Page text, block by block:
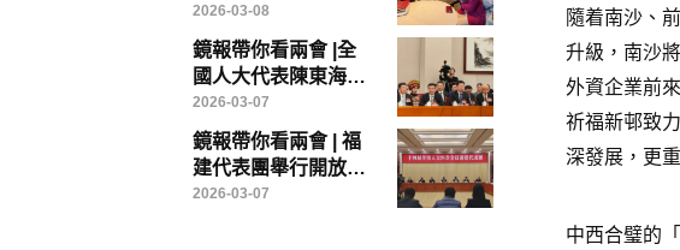
——香港鏡報專訪全
國政協常委、香港賽
馬會主席廖長江
2026-03-08
鏡報帶你看兩會 |全
國人大代表陳東海：
以台創園為載體，打
造兩岸農業融合發展
示範樣板
2026-03-07
鏡報帶你看兩會 | 福
建代表團舉行開放團
組會議
2026-03-07
隨着南沙、
升級，南沙
外資企業前
祈福新邨致
深發展，更
中西合璧的